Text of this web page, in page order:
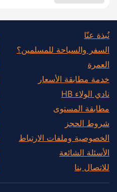
نُبذة عنّا
السفر والسياحة للمسلمين؟
العمرة
خدمة مطابقة الأسعار
نادي الولاء HB
مطابقة المستوى
شروط الحجز
الخصوصية وملفات الارتباط
الأسئلة الشائعة
للاتصال بنا